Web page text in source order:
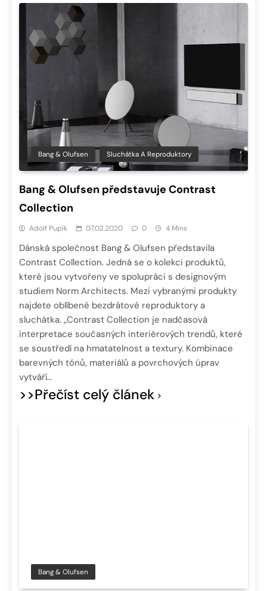
Bang & Olufsen Sluchátka A Reproduktory
Bang & Olufsen představuje Contrast
Collection
Adolf Pupík 07.02.2020 0 4 Mins
Dánská společnost Bang & Olufsen představila
Contrast Collection. Jedná se o kolekci produktů,
které jsou vytvořeny ve spolupráci s designovým
studiem Norm Architects. Mezi vybranými produkty
najdete oblíbené bezdrátové reproduktory a
sluchátka. „Contrast Collection je nadčasová
interpretace současných interiérových trendů, které
se soustředí na hmatatelnost a textury. Kombinace
barevných tónů, materiálů a povrchových úprav
vytváří…
>>Přečíst celý článek
Bang & Olufsen